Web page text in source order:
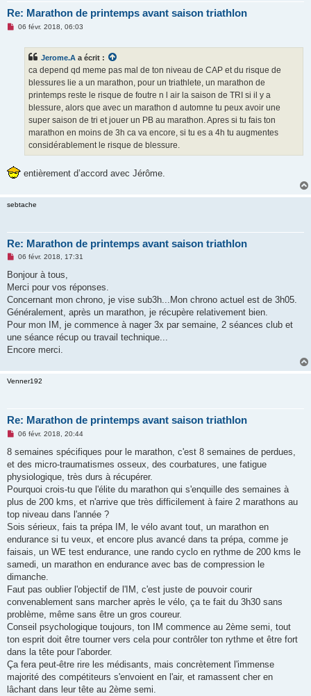
Re: Marathon de printemps avant saison triathlon
M06 févr. 2018, 06:03
Jerome.A a écrit :
ca depend qd meme pas mal de ton niveau de CAP et du risque de
blessures lie a un marathon, pour un triathlete, un marathon de
printemps reste le risque de foutre n l air la saison de TRI si il y a
blessure, alors que avec un marathon d automne tu peux avoir une
super saison de tri et jouer un PB au marathon. Apres si tu fais ton
marathon en moins de 3h ca va encore, si tu es a 4h tu augmentes
considérablement le risque de blessure.
entièrement d’accord avec Jérôme.
sebtache
Re: Marathon de printemps avant saison triathlon
M
s
a
g
n
o
l
u
06 févr. 2018, 17:31
Bonjour à tous,
Merci pour vos réponses.
Concernant mon chrono, je vise sub3h...Mon chrono actuel est de 3h05.
Généralement, après un marathon, je récupère relativement bien.
Pour mon IM, je commence à nager 3x par semaine, 2 séances club et
une séance récup ou travail technique...
Encore merci.
Venner192
Re: Marathon de printemps avant saison triathlon
M
s
a
g
e
n
o
l
u
06 févr. 2018, 20:44
8 semaines spécifiques pour le marathon, c'est 8 semaines de perdues,
et des micro-traumatismes osseux, des courbatures, une fatigue
physiologique, très durs à récupérer.
Pourquoi crois-tu que l'élite du marathon qui s'enquille des semaines à
plus de 200 kms, et n'arrive que très difficilement à faire 2 marathons au
top niveau dans l'année ?
Sois sérieux, fais ta prépa IM, le vélo avant tout, un marathon en
endurance si tu veux, et encore plus avancé dans ta prépa, comme je
faisais, un WE test endurance, une rando cyclo en rythme de 200 kms le
samedi, un marathon en endurance avec bas de compression le
dimanche.
Faut pas oublier l'objectif de l'IM, c'est juste de pouvoir courir
convenablement sans marcher après le vélo, ça te fait du 3h30 sans
problème, même sans être un gros coureur.
Conseil psychologique toujours, ton IM commence au 2ème semi, tout
ton esprit doit être tourner vers cela pour contrôler ton rythme et être fort
dans la tête pour l'aborder.
Ça fera peut-être rire les médisants, mais concrètement l'immense
majorité des compétiteurs s'envoient en l'air, et ramassent cher en
lâchant dans leur tête au 2ème semi.